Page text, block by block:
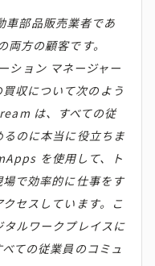
部品販売業者であ
方の顧客です。
ション マネージャー
収について次のよう
は、すべての従
のに本当に役立ちま
を使用して、ト
で効率的に仕事をす
セスしています。こ
ルワークプレイスに
ての従業員のコミュ